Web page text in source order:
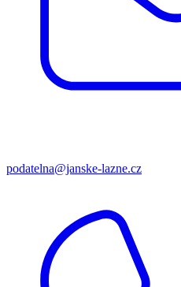
podatelna@janske-lazne.cz